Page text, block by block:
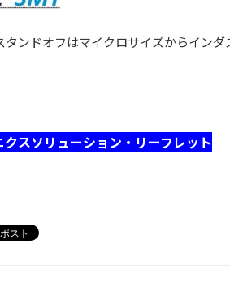
タンドオフはマイクロサイズからイン
スソリューション・リーフレット